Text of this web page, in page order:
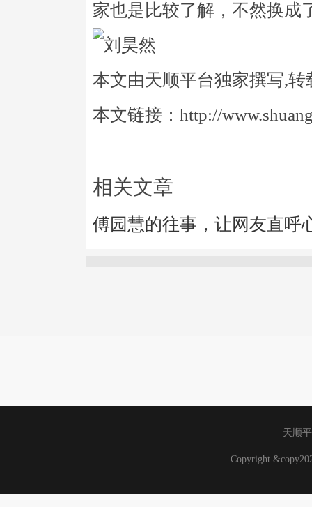
家也是比较了解，不然换成
本文由天顺平台独家撰写,转
本文链接：http://
相关文章
傅园慧的往事，让网友直呼
天顺
Copyright